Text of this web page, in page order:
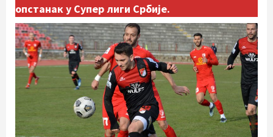
опстанак у Супер лиги Србије.